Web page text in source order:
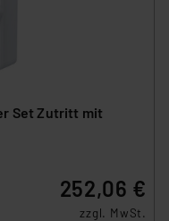
Set Zutritt mit
252,06 €
zzgl. MwSt.